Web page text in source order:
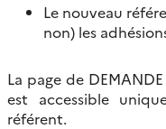
Le nouveau
non) les
La page de DEMANDE
est accessible
référent.